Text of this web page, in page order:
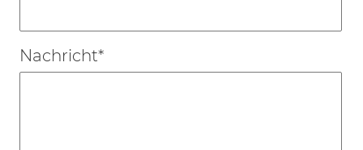
Pflichtfeld
Nachricht*